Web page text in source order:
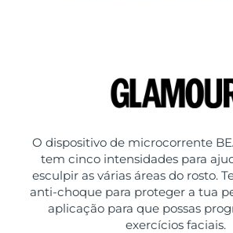
O dispositivo de microcorrente
tem cinco intensidades para
esculpir as várias áreas do rosto.
anti-choque para proteger a tua
aplicação para que possas
exercícios faciais.